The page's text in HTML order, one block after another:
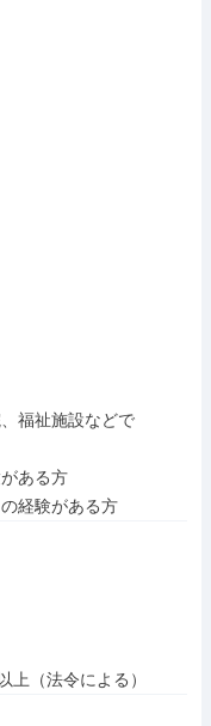
福祉施設などで
ある方
経験がある方
（法令による）